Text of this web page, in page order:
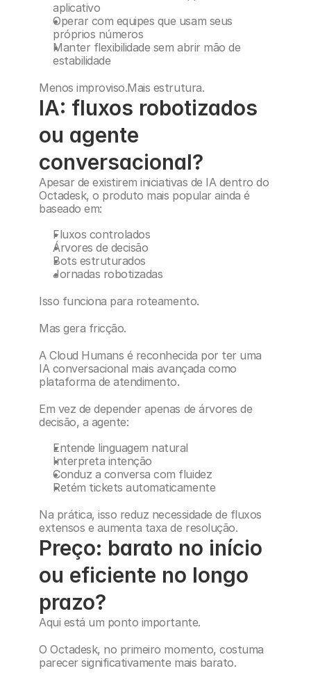
aplicativo
Operar com equipes que usam seus
próprios números
Manter flexibilidade sem abrir mão de
estabilidade
Menos improviso.Mais estrutura.
IA: fluxos robotizados
ou agente
conversacional?
Apesar de existirem iniciativas de IA dentro do
Octadesk, o produto mais popular ainda é
baseado em:
Fluxos controlados
Árvores de decisão
Bots estruturados
Jornadas robotizadas
Isso funciona para roteamento.
Mas gera fricção.
A Cloud Humans é reconhecida por ter uma
IA conversacional mais avançada como
plataforma de atendimento.
Em vez de depender apenas de árvores de
decisão, a agente:
Entende linguagem natural
Interpreta intenção
Conduz a conversa com fluidez
Retém tickets automaticamente
Na prática, isso reduz necessidade de fluxos
extensos e aumenta taxa de resolução.
Preço: barato no início
ou eficiente no longo
prazo?
Aqui está um ponto importante.
O Octadesk, no primeiro momento, costuma
parecer significativamente mais barato.